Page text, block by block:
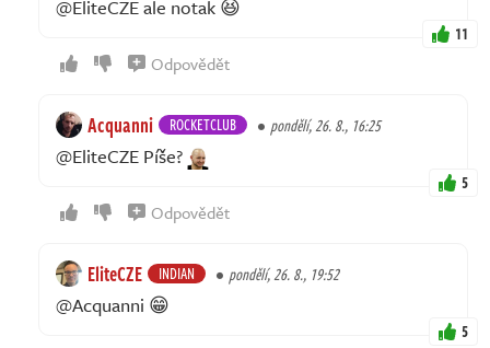
@EliteCZE ale notak 😆
11
Odpovědět
Acquanni ROCKETCLUB pondělí, 26. 8., 16:25
@EliteCZE Píše?
5
Odpovědět
EliteCZE INDIAN pondělí, 26. 8., 19:52
@Acquanni 😁
5